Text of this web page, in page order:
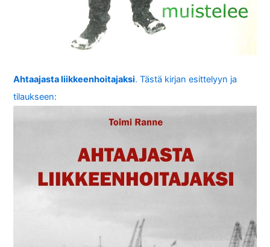
Ahtaajasta liikkeenhoitajaksi. Tästä kirjan esittelyyn ja
tilaukseen: